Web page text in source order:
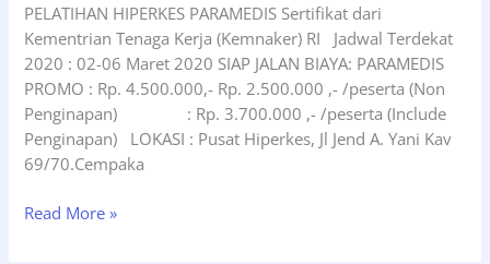
Jakarta
PELATIHAN HIPERKES PARAMEDIS Sertifikat dari
Kementrian Tenaga Kerja (Kemnaker) RI Jadwal Terdekat
2020 : 02-06 Maret 2020 SIAP JALAN BIAYA: PARAMEDIS
PROMO : Rp. 4.500.000,- Rp. 2.500.000 ,- /peserta (Non
Penginapan) : Rp. 3.700.000 ,- /peserta (Include
Penginapan) LOKASI : Pusat Hiperkes, Jl Jend A. Yani Kav
69/70.Cempaka
Siap
Read More »